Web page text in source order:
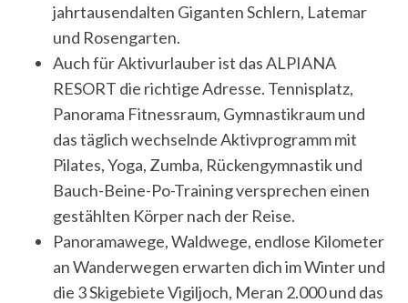
jahrtausendalten Giganten Schlern, Latemar
und Rosengarten.
Auch für Aktivurlauber ist das ALPIANA
RESORT die richtige Adresse. Tennisplatz,
Panorama Fitnessraum, Gymnastikraum und
das täglich wechselnde Aktivprogramm mit
Pilates, Yoga, Zumba, Rückengymnastik und
Bauch-Beine-Po-Training versprechen einen
gestählten Körper nach der Reise.
Panoramawege, Waldwege, endlose Kilometer
an Wanderwegen erwarten dich im Winter und
die 3 Skigebiete Vigiljoch, Meran 2.000 und das